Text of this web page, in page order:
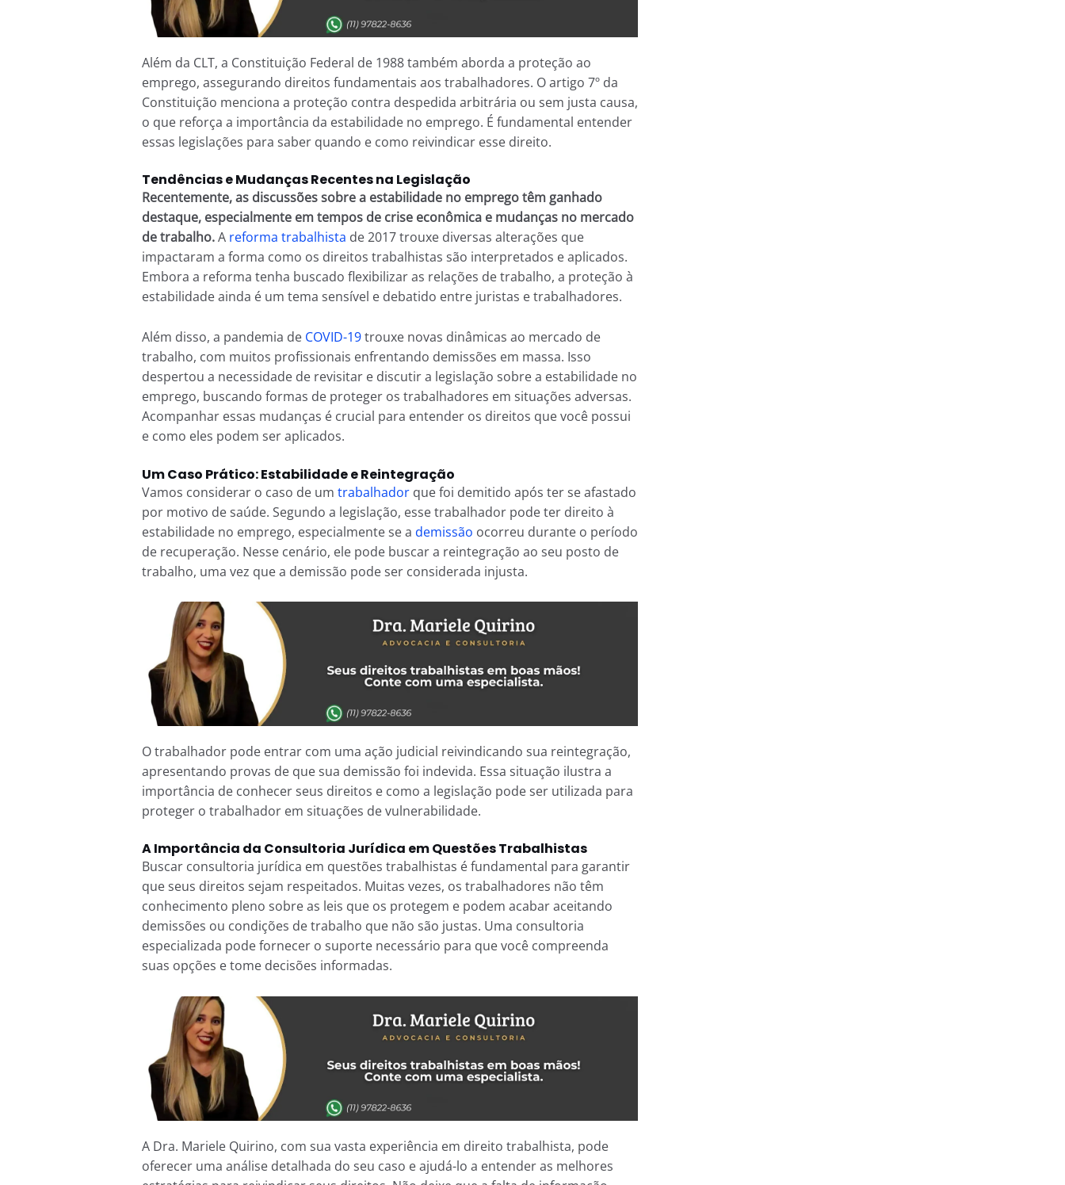
Além da CLT, a Constituição Federal de 1988 também aborda a proteção ao
emprego, assegurando direitos fundamentais aos trabalhadores. O artigo 7º da
Constituição menciona a proteção contra despedida arbitrária ou sem justa causa,
o que reforça a importância da estabilidade no emprego. É fundamental entender
essas legislações para saber quando e como reivindicar esse direito.
Tendências e Mudanças Recentes na Legislação
Recentemente, as discussões sobre a estabilidade no emprego têm ganhado
destaque, especialmente em tempos de crise econômica e mudanças no mercado
de trabalho.A reforma trabalhista de 2017 trouxe diversas alterações que
impactaram a forma como os direitos trabalhistas são interpretados e aplicados.
Embora a reforma tenha buscado flexibilizar as relações de trabalho, a proteção à
estabilidade ainda é um tema sensível e debatido entre juristas e trabalhadores.
Além disso, a pandemia de COVID-19trouxe novas dinâmicas ao mercado de
trabalho, com muitos profissionais enfrentando demissões em massa. Isso
despertou a necessidade de revisitar e discutir a legislação sobre a estabilidade no
emprego, buscando formas de proteger os trabalhadores em situações adversas.
Acompanhar essas mudanças é crucial para entender os direitos que você possui
e como eles podem ser aplicados.
Um Caso Prático: Estabilidade e Reintegração
Vamos considerar o caso de um trabalhadorque foi demitido após ter se afastado
por motivo de saúde. Segundo a legislação, esse trabalhador pode ter direito à
estabilidade no emprego, especialmente se a demissão ocorreu durante o período
de recuperação. Nesse cenário, ele pode buscar a reintegração ao seu posto de
trabalho, uma vez que a demissão pode ser considerada injusta.
O trabalhador pode entrar com uma ação judicial reivindicando sua reintegração,
apresentando provas de que sua demissão foi indevida. Essa situação ilustra a
importância de conhecer seus direitos e como a legislação pode ser utilizada para
proteger o trabalhador em situações de vulnerabilidade.
A Importância da Consultoria Jurídica em Questões Trabalhistas
Buscar consultoria jurídica em questões trabalhistas é fundamental para garantir
que seus direitos sejam respeitados. Muitas vezes, os trabalhadores não têm
conhecimento pleno sobre as leis que os protegem e podem acabar aceitando
demissões ou condições de trabalho que não são justas. Uma consultoria
especializada pode fornecer o suporte necessário para que você compreenda
suas opções e tome decisões informadas.
A Dra. Mariele Quirino, com sua vasta experiência em direito trabalhista, pode
oferecer uma análise detalhada do seu caso e ajudá-lo a entender as melhores